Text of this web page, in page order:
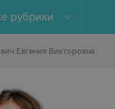
рубрики
Евгения Викторовна